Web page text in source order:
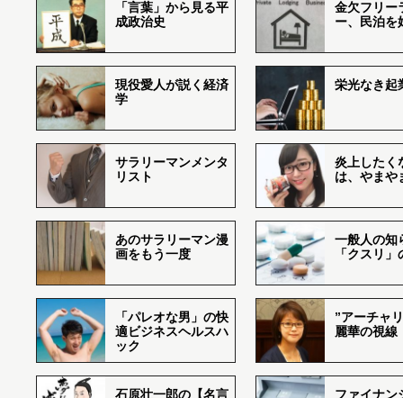
「言葉」から見る平
成政治史
金欠フリー
ー、民泊を
現役愛人が説く経済
学
栄光なき起
サラリーマンメンタ
リスト
炎上したく
は、やまや
あのサラリーマン漫
画をもう一度
一般人の知
「クスリ
「パレオな男」の快
適ビジネスヘルスハ
ック
”アーチャ
麗華の視線
石原壮一郎の【名言
ファイナン